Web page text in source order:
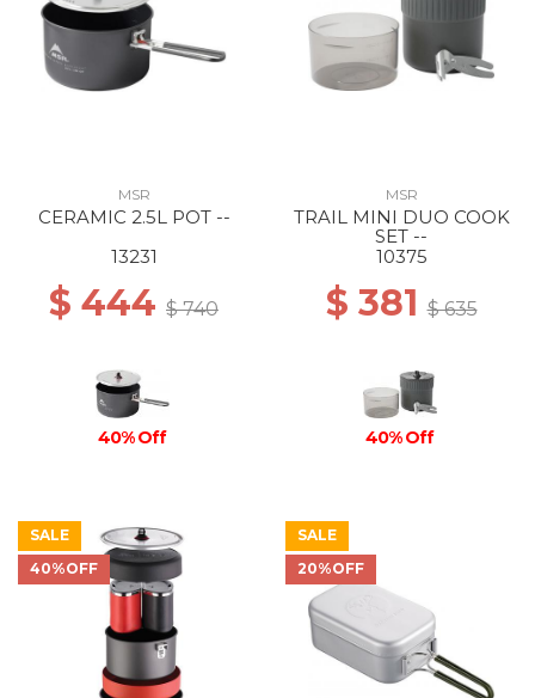
MSR
CERAMIC 2.5L POT --
13231
$ 444 $ 740
40% Off
MSR
TRAIL MINI DUO COOK
SET --
10375
$ 381$ 635
40% Off
SALE
40%OFF
SALE
20%OFF